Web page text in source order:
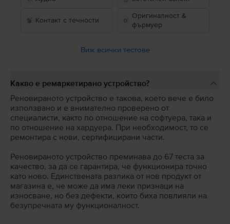
Контакт с течности
Оригиналност &
фърмуер
Виж всички тестове
Какво е ремаркетирано устройство?
Реновираното устройство е такова, което вече е било
използвано и е внимателно проверено от
специалисти, както по отношение на софтуера, така и
по отношение на хардуера. При необходимост, то се
ремонтира с нови, сертифицирани части.
Реновираното устройство преминава до 67 теста за
качество, за да се гарантира, че функционира точно
като ново. Единствената разлика от нов продукт от
магазина е, че може да има леки признаци на
износване, но без дефекти, които биха повлияли на
безупречната му функционалност.